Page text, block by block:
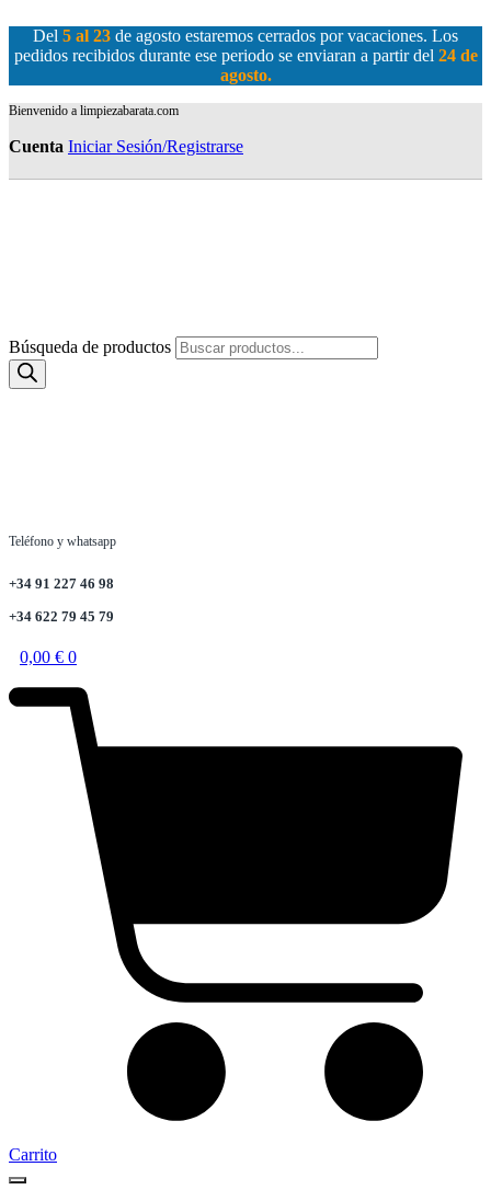
Del 5 al 23 de agosto estaremos cerrados por vacaciones. Los
pedidos recibidos durante ese periodo se enviaran a partir del 24 de
agosto.
Bienvenido a limpiezabarata.com
Cuenta Iniciar Sesión/Registrarse
Búsqueda de productos
Teléfono y whatsapp
+34 91 227 46 98
+34 622 79 45 79
0,00 € 0
Carrito